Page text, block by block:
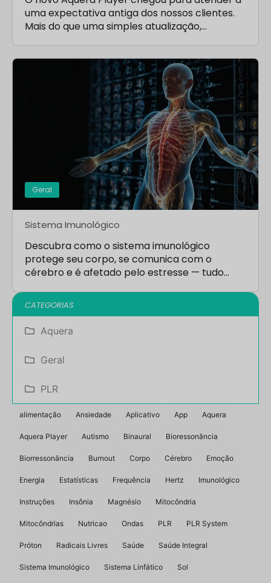
uma expectativa antiga dos nossos clientes.
Mais do que uma simples atualização,…
Geral
Sistema Imunológico
Descubra como o sistema imunológico
protege seu corpo, se comunica com o
cérebro e é afetado pelo estresse — tudo…
CATEGORIAS
Aquera
Geral
PLR
alimentação Ansiedade Aplicativo App Aquera
Aquera Player Autismo Binaural Bioressonância
Biorressonância Burnout Corpo Cérebro Emoção
Energia Estatísticas Frequência Hertz Imunológico
Instruções Insônia Magnésio Mitocôndria
Mitocôndrias Nutricao Ondas PLR PLR System
Próton Radicais Livres Saúde Saúde Integral
Sistema Imunológico Sistema Linfático Sol